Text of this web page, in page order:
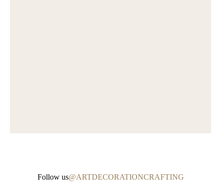
Follow us@ARTDECORATIONCRAFTING